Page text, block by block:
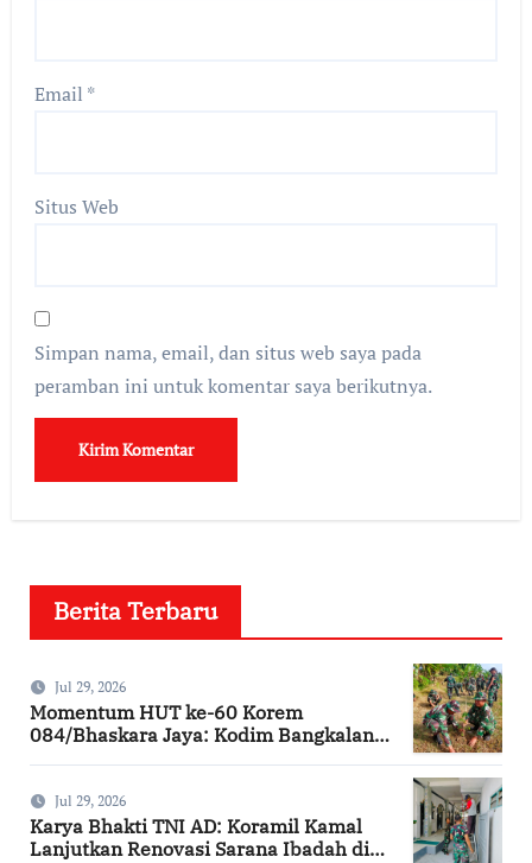
Email *
Situs Web
Simpan nama, email, dan situs web saya pada
peramban ini untuk komentar saya berikutnya.
Berita Terbaru
Jul 29, 2026
Momentum HUT ke-60 Korem
084/Bhaskara Jaya: Kodim Bangkalan
Jul 29, 2026
Karya Bhakti TNI AD: Koramil Kamal
Lanjutkan Renovasi Sarana Ibadah di